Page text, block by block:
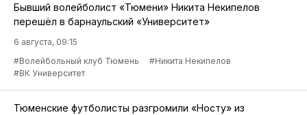
Бывший волейболист «Тюмени» Никита Некипелов
перешёл в барнаульский «Университет»
6 августа, 09:15
#Волейбольный клуб Тюмень
#Никита Некипелов
#ВК Университет
Тюменские футболисты разгромили «Носту» из